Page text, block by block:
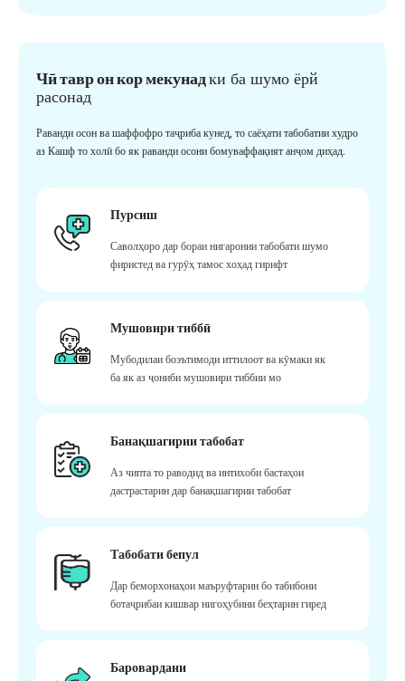
Чӣ тавр он кор мекунадки ба шумо ёрй
расонад
Раванди осон ва шаффофро таҷриба кунед, то саёҳати табобатии худро
аз Кашф то холӣ бо як раванди осони бомуваффақият анҷом диҳад.
Пурсиш
Саволҳоро дар бораи нигаронии табобати шумо
фиристед ва гурӯҳ тамос хоҳад гирифт
Мушовири тиббӣ
Мубодилаи боэътимоди иттилоот ва кӯмаки як
ба як аз ҷониби мушовири тиббии мо
Банақшагирии табобат
Аз чипта то раводид ва интихоби бастаҳои
дастрастарин дар банақшагирии табобат
Табобати бепул
Дар беморхонаҳои маъруфтарин бо табибони
ботаҷрибаи кишвар нигоҳубини беҳтарин гиред
Баровардани